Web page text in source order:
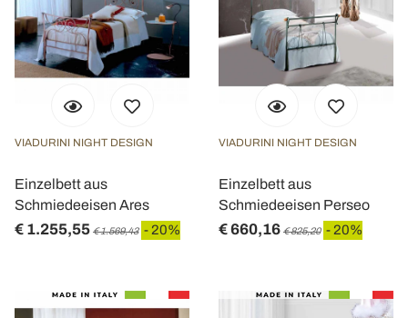
VIADURINI NIGHT DESIGN
Einzelbett aus
Schmiedeeisen Ares
€ 1.255,55 € 1.569,43 - 20%
VIADURINI NIGHT DESIGN
Einzelbett aus
Schmiedeeisen Perseo
€ 660,16 € 825,20 - 20%